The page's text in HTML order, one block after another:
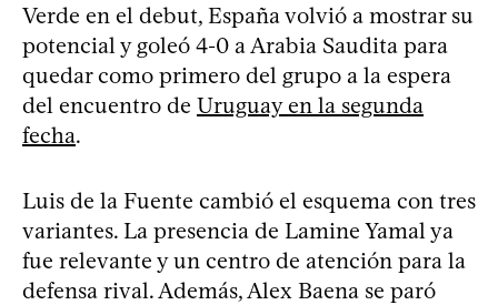
Verde en el debut, España volvió a mostrar su
potencial y goleó 4-0 a Arabia Saudita para
quedar como primero del grupo a la espera
del encuentro de Uruguay en la segunda
fecha.
Luis de la Fuente cambió el esquema con tres
variantes. La presencia de Lamine Yamal ya
fue relevante y un centro de atención para la
defensa rival. Además, Alex Baena se paró